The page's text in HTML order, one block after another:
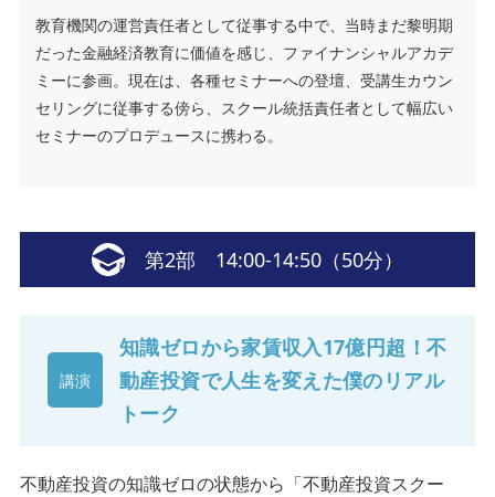
教育機関の運営責任者として従事する中で、当時まだ黎明期
だった金融経済教育に価値を感じ、ファイナンシャルアカデ
ミーに参画。現在は、各種セミナーへの登壇、受講生カウン
セリングに従事する傍ら、スクール統括責任者として幅広い
セミナーのプロデュースに携わる。
第2部 14:00-14:50（50分）
講演
知識ゼロから家賃収入17億円超！不
動産投資で人生を変えた僕のリアル
トーク
不動産投資の知識ゼロの状態から「不動産投資スクー